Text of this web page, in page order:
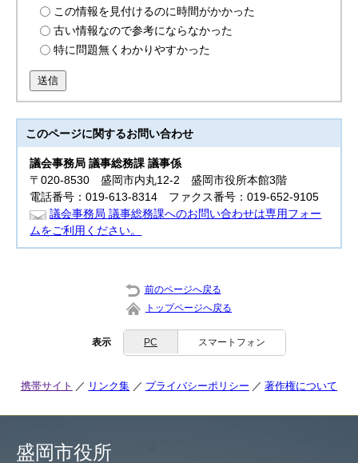
この情報を見付けるのに時間がかかった
古い情報なので参考にならなかった
特に問題無くわかりやすかった
送信
このページに関するお問い合わせ
議会事務局 議事総務課 議事係
〒020-8530 盛岡市内丸12-2 盛岡市役所本館3階
電話番号：019-613-8314 ファクス番号：019-652-9105
議会事務局 議事総務課へのお問い合わせは専用フォー
ムをご利用ください。
前のページへ戻る
トップページへ戻る
表示 PC スマートフォン
携帯サイト リンク集 プライバシーポリシー 著作権について
盛岡市役所